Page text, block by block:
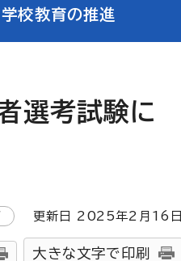
学校教育の推進
選考試験に
更新日 2025年2月 16 日
大きな文字で印刷